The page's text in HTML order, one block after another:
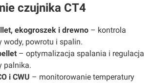
czujnika CT4
ekogroszek i drewno – kontrola
wody, powrotu i spalin.
– optymalizacja spalania i regulacja
palnika.
i CWU – monitorowanie temperatury